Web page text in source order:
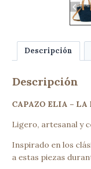
Descripción
Descripción
CAPAZO ELIA – LA
Ligero, artesanal y
Inspirado en los
a estas piezas